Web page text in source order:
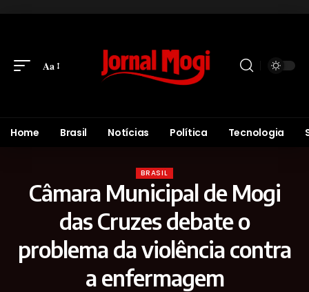
Aa
Home Brasil Notícias Política Tecnologia
BRASIL
Câmara Municipal de Mogi
das Cruzes debate o
problema da violência contra
a enfermagem